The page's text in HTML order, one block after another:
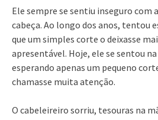
Ele sempre se sentiu inseguro com
cabeça. Ao longo dos anos, tentou
que um simples corte o deixasse
apresentável. Hoje, ele se sentou
esperando apenas um pequeno
chamasse muita atenção.
O cabeleireiro sorriu, tesouras na